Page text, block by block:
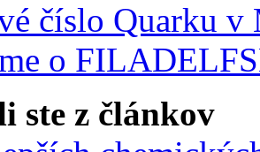
číslo Quarku v
o
ste z článkov